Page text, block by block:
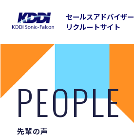
セールスアドバイザー
リクルートサイト
PEOPLE
先輩の声